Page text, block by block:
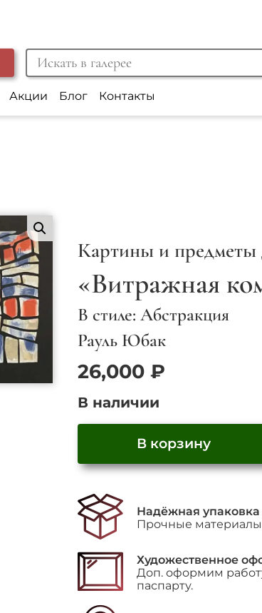
Акции Блог Контакты
Картины и предметы
«Витражная
В стиле: Абстракция
Рауль Юбак
26,000 ₽
В наличии
Количество
"Витражная
композиция"
В корзину
Надёжная упаковка
Прочные материалы
Художественное
Доп. оформим
паспарту.